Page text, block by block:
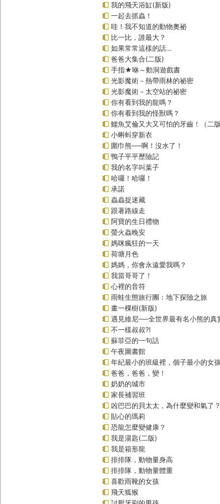
我的飛天浴缸(新版)
一起去抓蟲！
哇！我不知道的動物奧祕
比一比，誰最大？
如果常常這樣的話…
爸爸大集合(二版)
手指★咻～動洞遊戲書
光影魔術－熱帶雨林的祕密
光影魔術－太空站的祕密
你有看到我的龍嗎？
你有看到我的怪獸嗎？
鱷魚艾倫又大又可怕的牙齒！（二
小蝌蚪穿新衣
圍巾熊──啊！沒水了！
鴨子平平歷險記
我的名字叫葉子
哈囉！哈囉！
承諾
蟲蟲捉迷藏
跟著路線走
阿寶的生日禮物
螢火蟲晚安
媽咪瘋狂的一天
荷塘月色
媽媽，你會永遠愛我嗎？
我當哥哥了！
心裡的音符
雨蛙生態旅行團：地下探險之旅
畫一棵樹(新版)
遇見維尼──全世界最有名小熊的真
不一樣叔叔?!
蘇菲亞的一句話
午夜圖書館
年紀最小的班級裡，個子最小的女
爸爸，爸爸，變！
奶奶的城市
家長補習班
凶巴巴的貝太太，為什麼變和氣了
貼心的瑪莉
恐龍怎麼變健康？
我是湯匙(二版)
我是箱形龍
排排隊，動物量身高
排排隊，動物量體重
喜歡雨靴的女孩
飛天狐猴